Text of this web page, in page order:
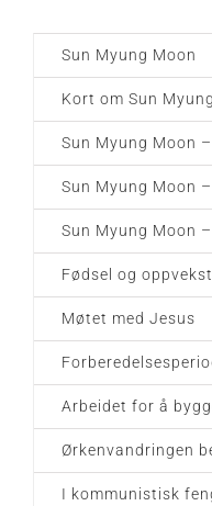
Sun Myung Moon
Kort om Sun
Sun Myung Moon
Sun Myung Moon
Sun Myung Moon
Fødsel og oppvekst
Møtet med Jesus
Arbeidet for å
Ørkenvandringen
I kommunistisk